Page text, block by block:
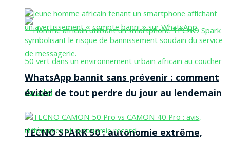
TECNO SPARK 50 : autonomie extrême,
WhatsApp bannit sans prévenir : comment
éviter de tout perdre du jour au lendemain